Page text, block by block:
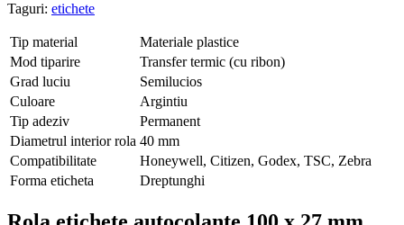
Taguri: etichete
Tip material
Materiale plastice
Mod tiparire
Transfer termic (cu ribon)
Grad luciu
Semilucios
Culoare
Argintiu
Tip adeziv
Permanent
Diametrul interior rola 40 mm
Compatibilitate
Honeywell, Citizen, Godex, TSC, Zebra
Forma eticheta
Dreptunghi